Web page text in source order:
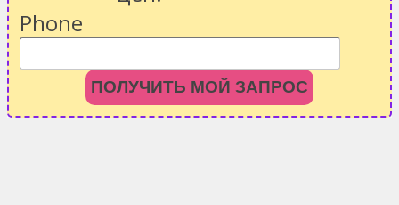
Phone
ПОЛУЧИТЬ МОЙ ЗАПРОС